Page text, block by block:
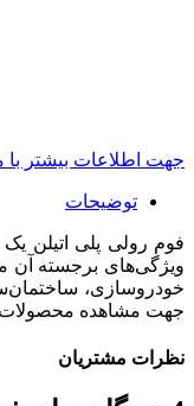
جهت اطلاعات بیشتر با
توضیحات
فوم رولی پلی اتیلن
ویژگی‌های برجسته آن
خودروسازی،
جهت مشاهده محصولات
نظرات مشتریان